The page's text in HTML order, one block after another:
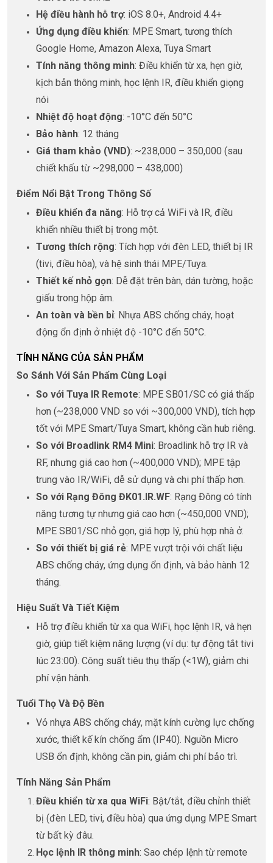
Hệ điều hành hỗ trợ: iOS 8.0+, Android 4.4+
Ứng dụng điều khiển: MPE Smart, tương thích
Google Home, Amazon Alexa, Tuya Smart
Tính năng thông minh: Điều khiển từ xa, hẹn giờ,
kịch bản thông minh, học lệnh IR, điều khiển giọng
nói
Nhiệt độ hoạt động: -10°C đến 50°C
Bảo hành: 12 tháng
Giá tham khảo (VND): ~238,000 – 350,000 (sau
chiết khấu từ ~298,000 – 438,000)
Điểm Nổi Bật Trong Thông Số
Điều khiển đa năng: Hỗ trợ cả WiFi và IR, điều
khiển nhiều thiết bị trong một.
Tương thích rộng: Tích hợp với đèn LED, thiết bị IR
(tivi, điều hòa), và hệ sinh thái MPE/Tuya.
Thiết kế nhỏ gọn: Dễ đặt trên bàn, dán tường, hoặc
giấu trong hộp âm.
An toàn và bền bỉ: Nhựa ABS chống cháy, hoạt
động ổn định ở nhiệt độ -10°C đến 50°C.
TÍNH NĂNG CỦA SẢN PHẨM
So Sánh Với Sản Phẩm Cùng Loại
So với Tuya IR Remote: MPE SB01/SC có giá thấp
hơn (~238,000 VND so với ~300,000 VND), tích hợp
tốt với MPE Smart/Tuya Smart, không cần hub riêng.
So với Broadlink RM4 Mini: Broadlink hỗ trợ IR và
RF, nhưng giá cao hơn (~400,000 VND); MPE tập
trung vào IR/WiFi, dễ sử dụng và chi phí thấp hơn.
So với Rạng Đông ĐK01.IR.WF: Rạng Đông có tính
năng tương tự nhưng giá cao hơn (~450,000 VND);
MPE SB01/SC nhỏ gọn, giá hợp lý, phù hợp nhà ở.
So với thiết bị giá rẻ: MPE vượt trội với chất liệu
ABS chống cháy, ứng dụng ổn định, và bảo hành 12
tháng.
Hiệu Suất Và Tiết Kiệm
Hỗ trợ điều khiển từ xa qua WiFi, học lệnh IR, và hẹn
giờ, giúp tiết kiệm năng lượng (ví dụ: tự động tắt tivi
lúc 23:00). Công suất tiêu thụ thấp (<1W), giảm chi
phí vận hành.
Tuổi Thọ Và Độ Bền
Vỏ nhựa ABS chống cháy, mặt kính cường lực chống
xước, thiết kế kín chống ẩm (IP40). Nguồn Micro
USB ổn định, không cần pin, giảm chi phí bảo trì.
Tính Năng Sản Phẩm
Điều khiển từ xa qua WiFi: Bật/tắt, điều chỉnh thiết
bị (đèn LED, tivi, điều hòa) qua ứng dụng MPE Smart
từ bất kỳ đâu.
Học lệnh IR thông minh: Sao chép lệnh từ remote